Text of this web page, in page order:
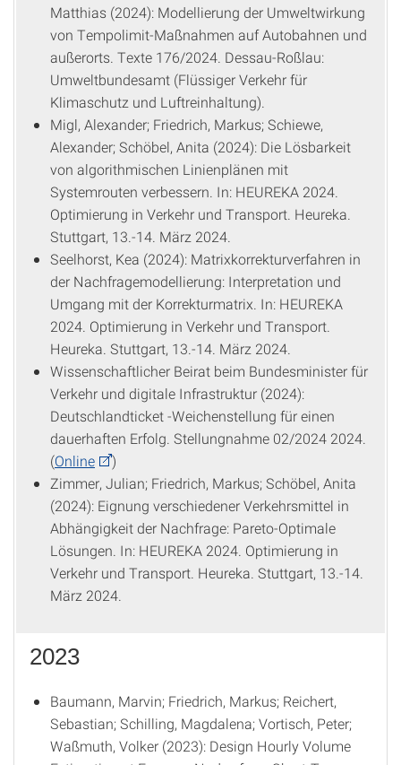
Matthias (2024): Modellierung der Umweltwirkung
von Tempolimit-Maßnahmen auf Autobahnen und
außerorts. Texte 176/2024. Dessau-Roßlau:
Umweltbundesamt (Flüssiger Verkehr für
Klimaschutz und Luftreinhaltung).
Migl, Alexander; Friedrich, Markus; Schiewe,
Alexander; Schöbel, Anita (2024): Die Lösbarkeit
von algorithmischen Linienplänen mit
Systemrouten verbessern. In: HEUREKA 2024.
Optimierung in Verkehr und Transport. Heureka.
Stuttgart, 13.-14. März 2024.
Seelhorst, Kea (2024): Matrixkorrekturverfahren in
der Nachfragemodellierung: Interpretation und
Umgang mit der Korrekturmatrix. In: HEUREKA
2024. Optimierung in Verkehr und Transport.
Heureka. Stuttgart, 13.-14. März 2024.
Wissenschaftlicher Beirat beim Bundesminister für
Verkehr und digitale Infrastruktur (2024):
Deutschlandticket -Weichenstellung für einen
dauerhaften Erfolg. Stellungnahme 02/2024 2024.
(Online
)
Zimmer, Julian; Friedrich, Markus; Schöbel, Anita
(2024): Eignung verschiedener Verkehrsmittel in
Abhängigkeit der Nachfrage: Pareto-Optimale
Lösungen. In: HEUREKA 2024. Optimierung in
Verkehr und Transport. Heureka. Stuttgart, 13.-14.
März 2024.
2023
Baumann, Marvin; Friedrich, Markus; Reichert,
Sebastian; Schilling, Magdalena; Vortisch, Peter;
Waßmuth, Volker (2023): Design Hourly Volume